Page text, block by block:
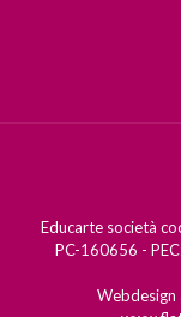
Educarte società
PC-160656 -